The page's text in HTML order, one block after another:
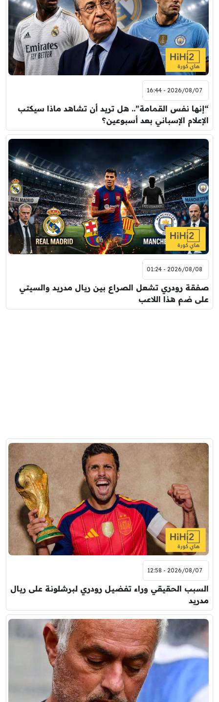
2026/08/07 - 16:44
“إنها نفس القمامة”.. هل تريد أن تشاهد ماذا سيكتب
الإعلام الإسباني بعد أسبوعين؟
2026/08/08 - 01:24
صفقة رودري تشعل الصراع بين ريال مدريد والسيتي
على ضم هذا اللاعب
2026/08/07 - 12:58
السبب الحقيقي وراء تفضيل رودري لبرشلونة على ريال
مدريد